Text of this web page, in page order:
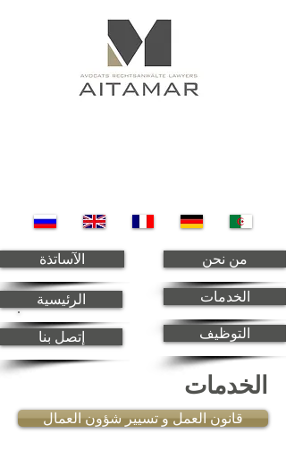
الآساتذة
الرئيسية
إتصل بنا
من نحن
الخدمات
التوظيف
الخدمات
قانون العمل و تسيير شؤون العمال